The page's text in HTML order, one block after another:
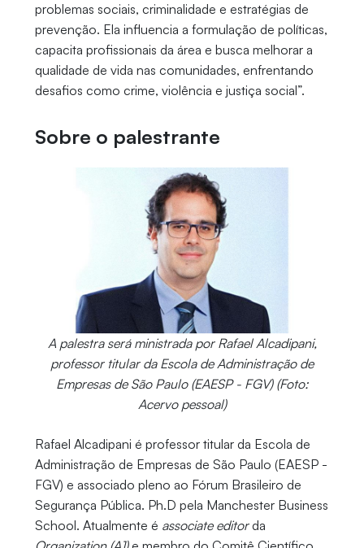
problemas sociais, criminalidade e estratégias de
prevenção. Ela influencia a formulação de políticas,
capacita profissionais da área e busca melhorar a
qualidade de vida nas comunidades, enfrentando
desafios como crime, violência e justiça social”.
Sobre o palestrante
A palestra será ministrada por Rafael Alcadipani,
professor titular da Escola de Administração de
Empresas de São Paulo (EAESP - FGV) (Foto:
Acervo pessoal)
Rafael Alcadipani é professor titular da Escola de
Administração de Empresas de São Paulo (EAESP -
FGV) e associado pleno ao Fórum Brasileiro de
Segurança Pública. Ph.D pela Manchester Business
School. Atualmente é associate editorda